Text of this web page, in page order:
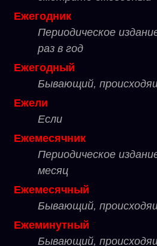
Ежегодник
Периодическое
раз в год
Ежегодный
Бывающий,
Ежели
Если
Ежемесячник
Периодическое
месяц
Ежемесячный
Бывающий,
Ежеминутный
Бывающий,